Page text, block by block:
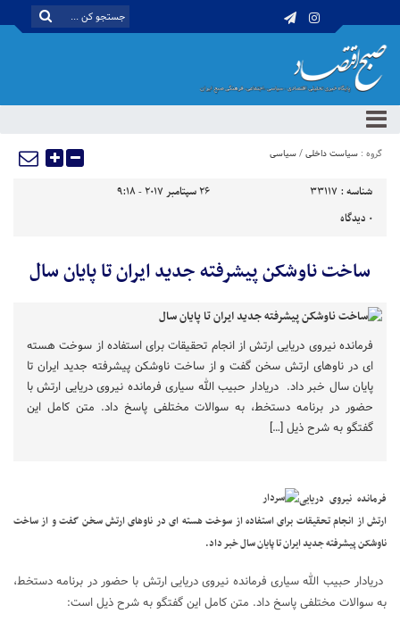
گروه : سیاست داخلی/سیاسی
شناسه : 33117
26 سپتامبر 2017 - 9:18
0 دیدگاه
ساخت ناوشکن پیشرفته جدید ایران تا پایان سال
فرمانده نیروی دریایی ارتش از انجام تحقیقات برای استفاده از سوخت هسته
ای در ناوهای ارتش سخن گفت و از ساخت ناوشکن پیشرفته جدید ایران تا
پایان سال خبر داد. دریادار حبیب الله سیاری فرمانده نیروی دریایی ارتش با
حضور در برنامه دستخط، به سوالات مختلفی پاسخ داد. متن کامل این
گفتگو به شرح ذیل […]
فرمانده نیروی دریایی
ارتش از انجام تحقیقات برای استفاده از سوخت هسته ای در ناوهای ارتش سخن گفت و از ساخت
ناوشکن پیشرفته جدید ایران تا پایان سال خبر داد.
دریادار حبیب الله سیاری فرمانده نیروی دریایی ارتش با حضور در برنامه دستخط،
به سوالات مختلفی پاسخ داد. متن کامل این گفتگو به شرح ذیل است: